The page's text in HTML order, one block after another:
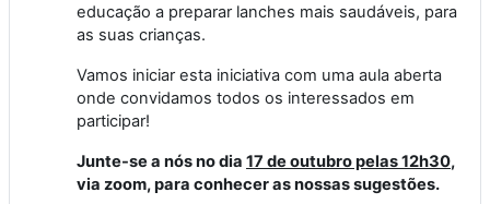
educação a preparar lanches mais saudáveis, para
as suas crianças.
Vamos iniciar esta iniciativa com uma aula aberta
onde convidamos todos os interessados em
participar!
Junte-se a nós no dia 17 de outubro pelas 12h30,
via zoom, para conhecer as nossas sugestões.